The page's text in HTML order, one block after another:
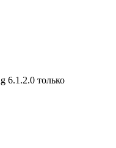
6.1.2.0 только